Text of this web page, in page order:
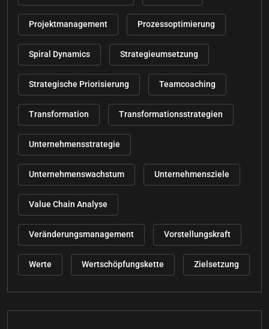
Projektmanagement Prozessoptimierung
Spiral Dynamics Strategieumsetzung
Strategische Priorisierung Teamcoaching
Transformation Transformationsstrategien
Unternehmensstrategie
Unternehmenswachstum Unternehmensziele
Value Chain Analyse
Veränderungsmanagement Vorstellungskraft
Werte Wertschöpfungskette Zielsetzung